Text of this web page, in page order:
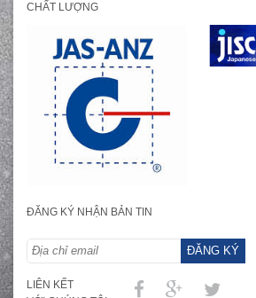
CHẤT LƯỢNG
ĐĂNG KÝ NHẬN BẢN TIN
ĐĂNG KÝ
LIÊN KẾT